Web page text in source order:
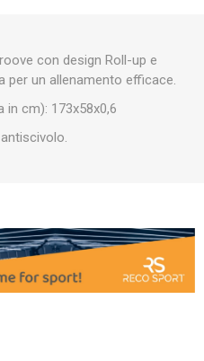
con design Roll-up e
per un allenamento efficace.
in cm): 173x58x0,6